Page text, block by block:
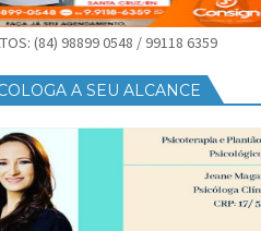
(84) 98899 0548 / 99118 6359
A SEU ALCANCE